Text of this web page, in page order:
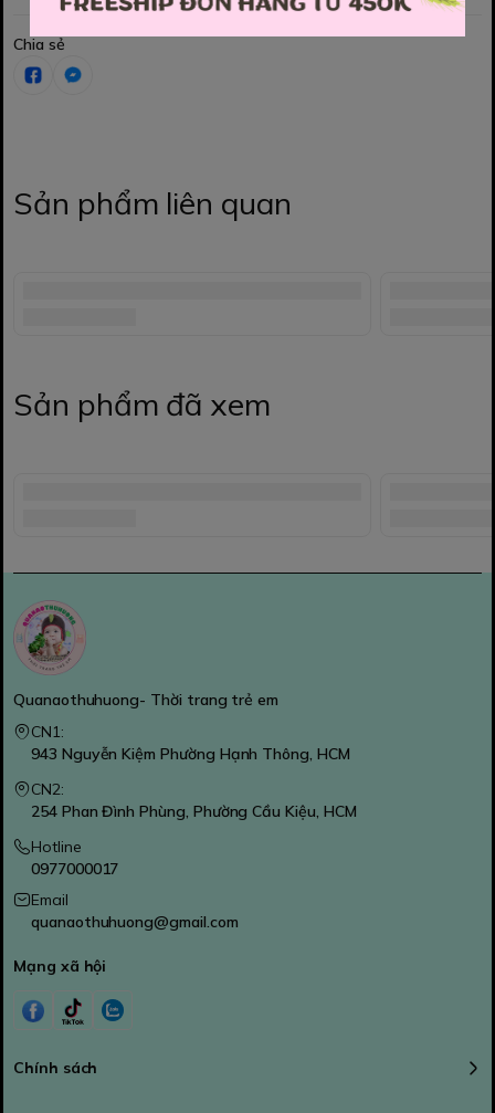
Chia sẻ
Sản phẩm liên quan
Sản phẩm đã xem
Quanaothuhuong- Thời trang trẻ em
CN1:
943 Nguyễn Kiệm Phường Hạnh Thông, HCM
CN2:
254 Phan Đình Phùng, Phường Cầu Kiệu, HCM
Hotline
0977000017
Email
quanaothuhuong@gmail.com
Mạng xã hội
Chính sách